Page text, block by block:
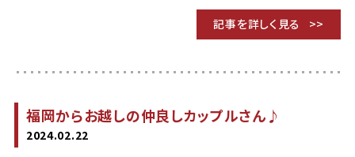
記事を詳しく見る
福岡からお越しの仲良しカップルさん♪
2024.02.22